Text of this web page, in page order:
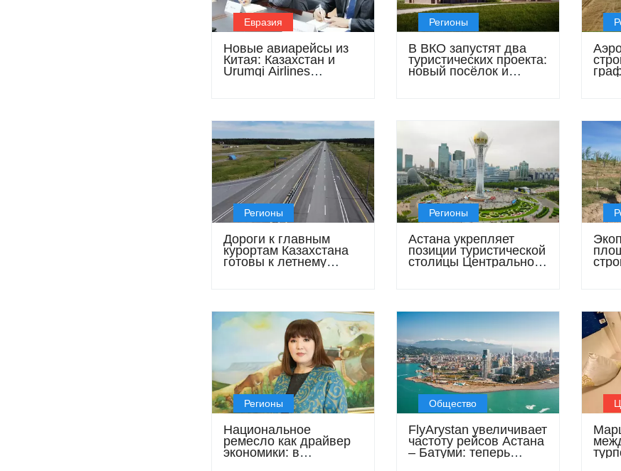
Евразия
Новые авиарейсы из
Китая: Казахстан и
Urumqi Airlines
Регионы
В ВКО запустят два
туристических проекта:
новый посёлок и
Регионы
Дороги к главным
курортам Казахстана
готовы к летнему
Регионы
Астана укрепляет
позиции туристической
столицы Центральной
Регионы
Национальное
ремесло как драйвер
экономики: в
Общество
FlyArystan увеличивает
частоту рейсов Астана
– Батуми: теперь